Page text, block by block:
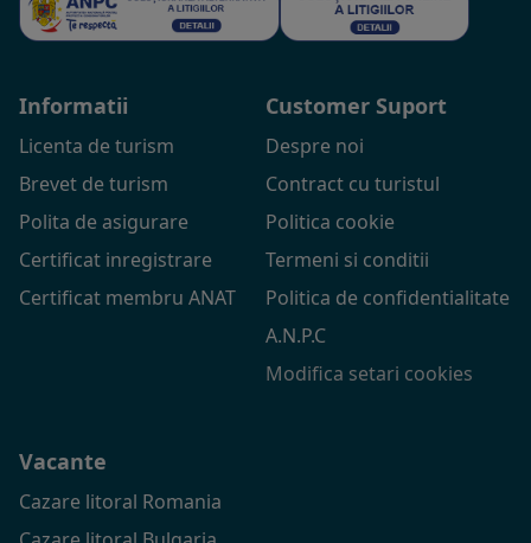
Informatii
Licenta de turism
Brevet de turism
Polita de asigurare
Certificat inregistrare
Certificat membru ANAT
Customer Suport
Despre noi
Contract cu turistul
Politica cookie
Termeni si conditii
Politica de confidentialitate
A.N.P.C
Modifica setari cookies
Vacante
Cazare litoral Romania